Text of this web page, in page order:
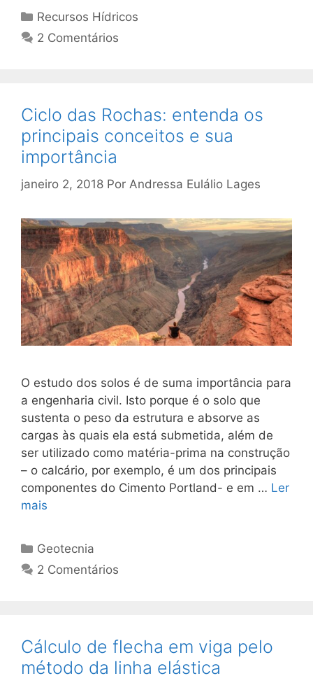
Recursos Hídricos
2 Comentários
Ciclo das Rochas: entenda os
principais conceitos e sua
importância
janeiro 2, 2018 Por Andressa Eulálio Lages
O estudo dos solos é de suma importância para
a engenharia civil. Isto porque é o solo que
sustenta o peso da estrutura e absorve as
cargas às quais ela está submetida, além de
ser utilizado como matéria-prima na construção
– o calcário, por exemplo, é um dos principais
componentes do Cimento Portland- e em … Ler
mais
Geotecnia
2 Comentários
Cálculo de flecha em viga pelo
método da linha elástica